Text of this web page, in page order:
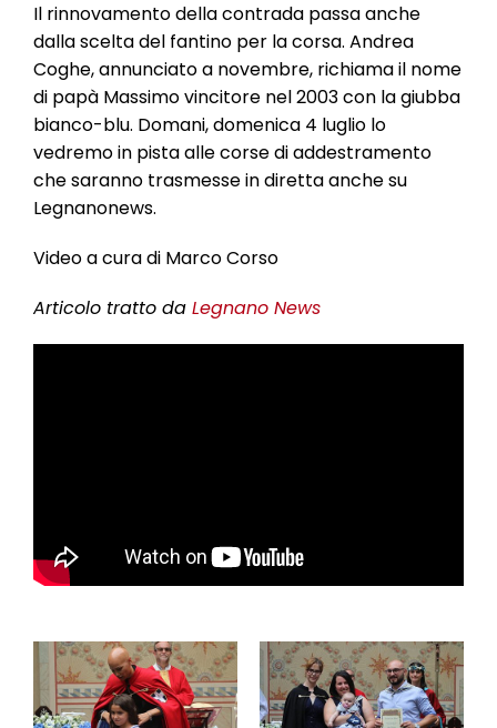
Il rinnovamento della contrada passa anche
dalla scelta del fantino per la corsa. Andrea
Coghe, annunciato a novembre, richiama il nome
di papà Massimo vincitore nel 2003 con la giubba
bianco-blu. Domani, domenica 4 luglio lo
vedremo in pista alle corse di addestramento
che saranno trasmesse in diretta anche su
Legnanonews.
Video a cura di Marco Corso
Articolo tratto da Legnano News